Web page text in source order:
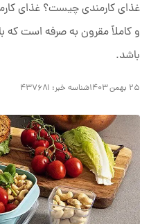
غذای کارمندی چیست؟ غذای
و کاملاً مقرون به صرفه است که
باشد.
۲۵ بهمن ۱۴۰۳ شناسه خبر: ۴۳۷۶۸۱